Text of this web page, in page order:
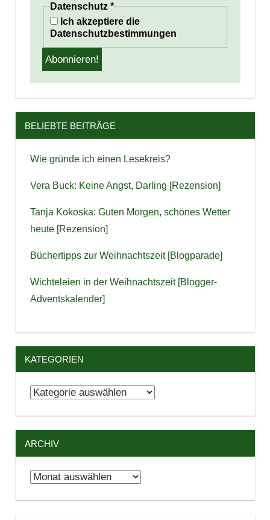
Datenschutz *
Ich akzeptiere die
Datenschutzbestimmungen
BELIEBTE BEITRÄGE
Wie gründe ich einen Lesekreis?
Vera Buck: Keine Angst, Darling [Rezension]
Tanja Kokoska: Guten Morgen, schönes Wetter
heute [Rezension]
Büchertipps zur Weihnachtszeit [Blogparade]
Wichteleien in der Weihnachtszeit [Blogger-
Adventskalender]
KATEGORIEN
Kategorien
ARCHIV
Archiv